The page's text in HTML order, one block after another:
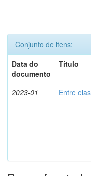
Conjunto de itens:
Data do
documento
Título
2023-01 Entre elas